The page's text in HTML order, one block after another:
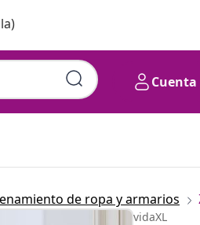
Cuenta
de ropa y armarios
vidaXL